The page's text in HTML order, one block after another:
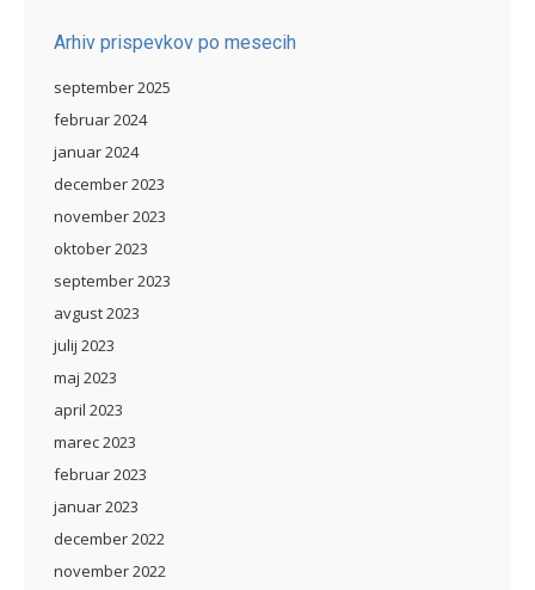
Arhiv prispevkov po mesecih
september 2025
februar 2024
januar 2024
december 2023
november 2023
oktober 2023
september 2023
avgust 2023
julij 2023
maj 2023
april 2023
marec 2023
februar 2023
januar 2023
december 2022
november 2022